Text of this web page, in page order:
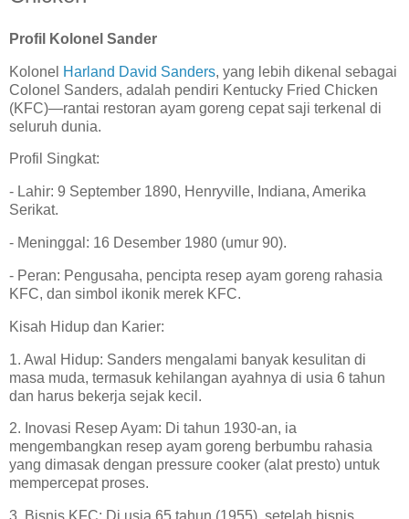
Profil Kolonel Sander
Kolonel Harland David Sanders, yang lebih dikenal sebagai
Colonel Sanders, adalah pendiri Kentucky Fried Chicken
(KFC)—rantai restoran ayam goreng cepat saji terkenal di
seluruh dunia.
Profil Singkat:
- Lahir: 9 September 1890, Henryville, Indiana, Amerika
Serikat.
- Meninggal: 16 Desember 1980 (umur 90).
- Peran: Pengusaha, pencipta resep ayam goreng rahasia
KFC, dan simbol ikonik merek KFC.
Kisah Hidup dan Karier:
1. Awal Hidup: Sanders mengalami banyak kesulitan di
masa muda, termasuk kehilangan ayahnya di usia 6 tahun
dan harus bekerja sejak kecil.
2. Inovasi Resep Ayam: Di tahun 1930-an, ia
mengembangkan resep ayam goreng berbumbu rahasia
yang dimasak dengan pressure cooker (alat presto) untuk
mempercepat proses.